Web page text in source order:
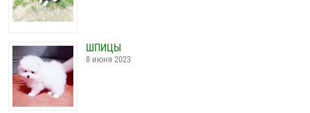
ШПИЦЫ
8 июня 2023